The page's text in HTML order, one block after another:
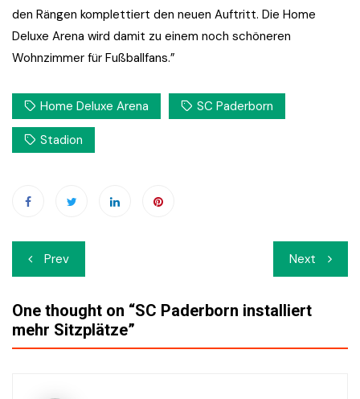
den Rängen komplettiert den neuen Auftritt. Die Home
Deluxe Arena wird damit zu einem noch schöneren
Wohnzimmer für Fußballfans.”
Home Deluxe Arena SC Paderborn
Stadion
Beitrags-
Navigation
Prev Next
One thought on “SC Paderborn installiert
mehr Sitzplätze”